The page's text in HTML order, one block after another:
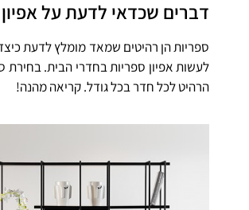
דברים שכדאי לדעת על
ספריות הן רהיטים שמאד מומלץ לדעת
לעשות אפיון ספריות בחדרי הבית.
הרהיט לכל חדר בכל גודל. קריאה מהנה!